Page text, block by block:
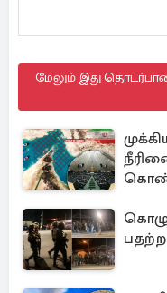
மேலும் இது